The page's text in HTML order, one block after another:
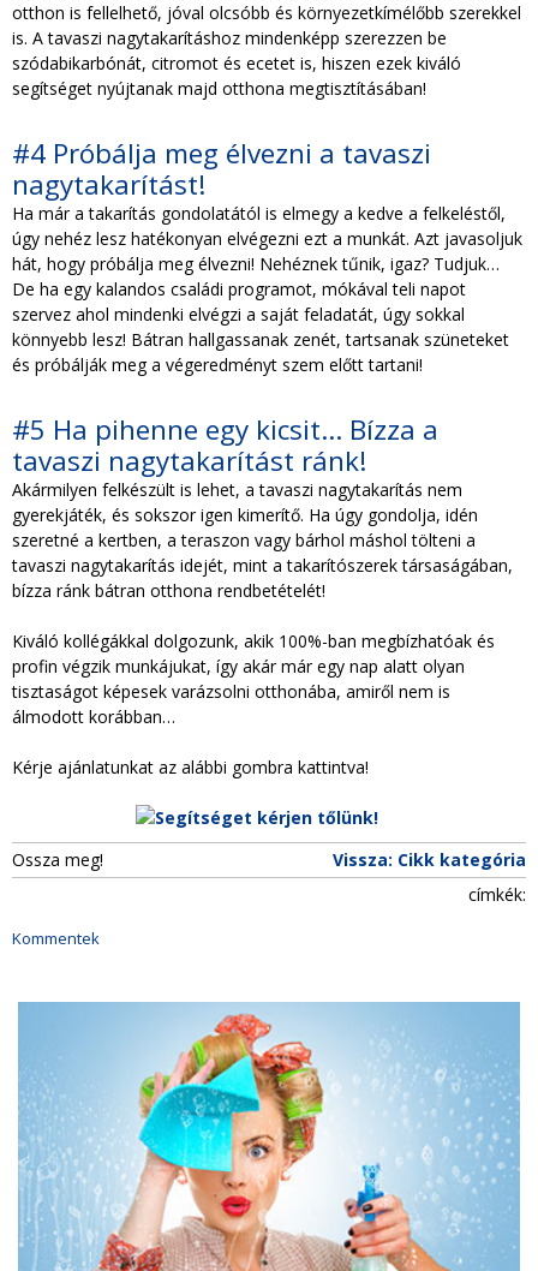
otthon is fellelhető, jóval olcsóbb és környezetkímélőbb szerekkel
is. A tavaszi nagytakarításhoz mindenképp szerezzen be
szódabikarbónát, citromot és ecetet is, hiszen ezek kiváló
segítséget nyújtanak majd otthona megtisztításában!
#4 Próbálja meg élvezni a tavaszi
nagytakarítást!
Ha már a takarítás gondolatától is elmegy a kedve a felkeléstől,
úgy nehéz lesz hatékonyan elvégezni ezt a munkát. Azt javasoljuk
hát, hogy próbálja meg élvezni! Nehéznek tűnik, igaz? Tudjuk…
De ha egy kalandos családi programot, mókával teli napot
szervez ahol mindenki elvégzi a saját feladatát, úgy sokkal
könnyebb lesz! Bátran hallgassanak zenét, tartsanak szüneteket
és próbálják meg a végeredményt szem előtt tartani!
#5 Ha pihenne egy kicsit… Bízza a
tavaszi nagytakarítást ránk!
Akármilyen felkészült is lehet, a tavaszi nagytakarítás nem
gyerekjáték, és sokszor igen kimerítő. Ha úgy gondolja, idén
szeretné a kertben, a teraszon vagy bárhol máshol tölteni a
tavaszi nagytakarítás idejét, mint a takarítószerek társaságában,
bízza ránk bátran otthona rendbetételét!
Kiváló kollégákkal dolgozunk, akik 100%-ban megbízhatóak és
profin végzik munkájukat, így akár már egy nap alatt olyan
tisztaságot képesek varázsolni otthonába, amiről nem is
álmodott korábban…
Kérje ajánlatunkat az alábbi gombra kattintva!
Ossza meg!
Vissza: Cikk kategória
címkék:
Kommentek